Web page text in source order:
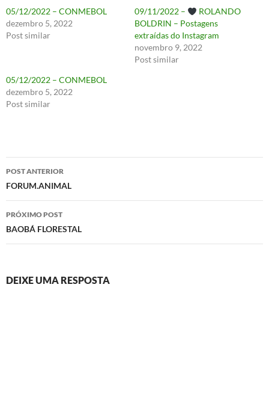
05/12/2022 – CONMEBOL
dezembro 5, 2022
Post similar
09/11/2022 –
ROLANDO
BOLDRIN – Postagens
extraídas do Instagram
novembro 9, 2022
Post similar
05/12/2022 – CONMEBOL
dezembro 5, 2022
Post similar
Navegação
de
posts
POST ANTERIOR
FORUM.ANIMAL
PRÓXIMO POST
BAOBÁ FLORESTAL
DEIXE UMA RESPOSTA